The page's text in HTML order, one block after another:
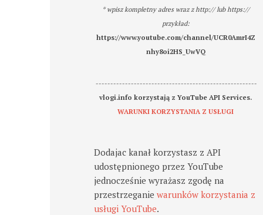
* wpisz kompletny adres wraz z http:// lub https://
przykład:
https://www.youtube.com/channel/UCR0AmrI4Z
nhy8oi2HS_UwVQ
-------------------------------------------------------
vlogi.info korzystają z YouTube API Services.
WARUNKI KORZYSTANIA Z USŁUGI
Dodajac kanał korzystasz z API
udostępnionego przez YouTube
jednocześnie wyrażasz zgodę na
przestrzeganiewarunków korzystania z
usługi YouTube.